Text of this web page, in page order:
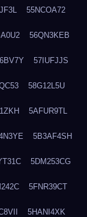
55NCOA72
56QN3KEB
57IUFJJS
58G12L5U
5AFUR9TL
5B3AF4SH
5DM253CG
5FNR39CT
5HANI4XK